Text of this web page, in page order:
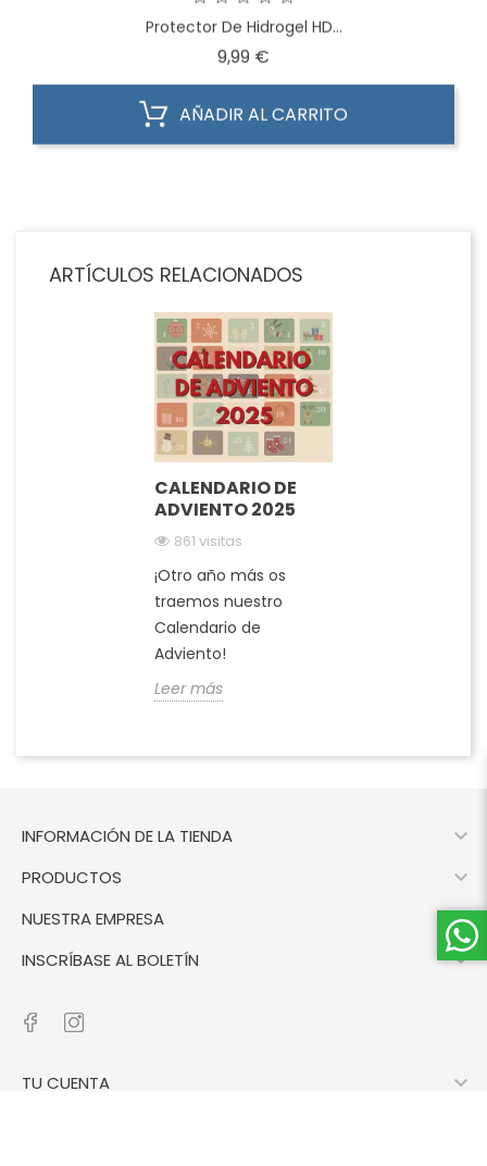
Protector De Hidrogel HD...
9,99 €
AÑADIR AL CARRITO
ARTÍCULOS RELACIONADOS
CALENDARIO DE
ADVIENTO 2025
861 visitas
¡Otro año más os
traemos nuestro
Calendario de
Adviento!
Leer más
INFORMACIÓN DE LA TIENDA 
PRODUCTOS 
NUESTRA EMPRESA 
INSCRÍBASE AL BOLETÍN 
TU CUENTA 